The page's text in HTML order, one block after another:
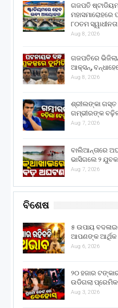
ଗଜପତି
ମହାସମାରୋହରେ
୮୦ତମ
Aug 8, 2026
ଗଜପତିରେ
ଆକ୍ସନ୍,
Aug 8, 2026
ଶ୍ରୀଲଙ୍କା ଗସ୍ତ
ଗମ୍ଭୀରଙ୍କ
Aug 7, 2026
ବାଲିଆନ୍ତାରେ
ଭାସିଗଲେ ୨ ଯୁବକ
Aug 7, 2026
ବିଶେଷ
୫ ଉପାୟ
ଆପଣଙ୍କ ଆର୍ଥିକ
Aug 6, 2026
୨୦ ହଜାର
ଉଡିଗଲା
Aug 3, 2026